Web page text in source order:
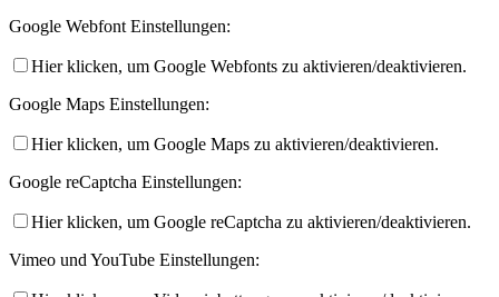
Google Webfont Einstellungen:
Hier klicken, um Google Webfonts zu aktivieren/deaktivieren.
Google Maps Einstellungen:
Hier klicken, um Google Maps zu aktivieren/deaktivieren.
Google reCaptcha Einstellungen:
Hier klicken, um Google reCaptcha zu aktivieren/deaktivieren.
Vimeo und YouTube Einstellungen: